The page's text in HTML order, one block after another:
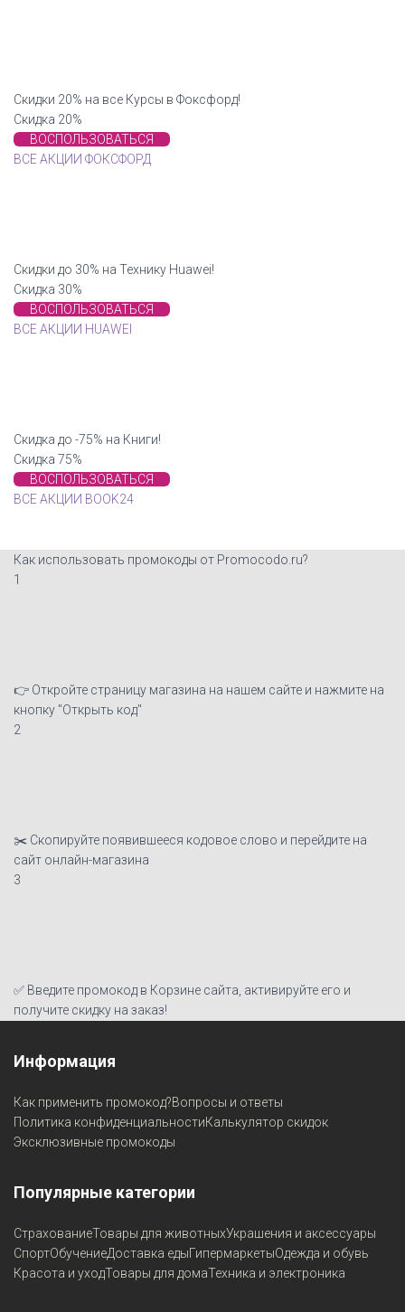
Cкидки 20% на все Курсы в Фоксфорд!
Скидка 20%
ВОСПОЛЬЗОВАТЬСЯ
ВСЕ АКЦИИ ФОКСФОРД
Cкидки до 30% на Технику Huawei!
Скидка 30%
ВОСПОЛЬЗОВАТЬСЯ
ВСЕ АКЦИИ HUAWEI
Скидка до -75% на Книги!
Скидка 75%
ВОСПОЛЬЗОВАТЬСЯ
ВСЕ АКЦИИ BOOK24
Как использовать промокоды от Promocodo.ru?
1
👉 Откройте страницу магазина на нашем сайте и нажмите на
кнопку "Открыть код"
2
✂️ Скопируйте появившееся кодовое слово и перейдите на
сайт онлайн-магазина
3
✅ Введите промокод в Корзине сайта, активируйте его и
получите скидку на заказ!
Информация
Как применить промокод?Вопросы и ответы
Политика конфиденциальностиКалькулятор скидок
Эксклюзивные промокоды
Популярные категории
СтрахованиеТовары для животныхУкрашения и аксессуары
СпортОбучениеДоставка едыГипермаркетыОдежда и обувь
Красота и уходТовары для домаТехника и электроника